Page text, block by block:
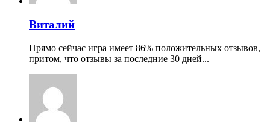
Виталий
Прямо сейчас игра имеет 86% положительных отзывов,
притом, что отзывы за последние 30 дней...